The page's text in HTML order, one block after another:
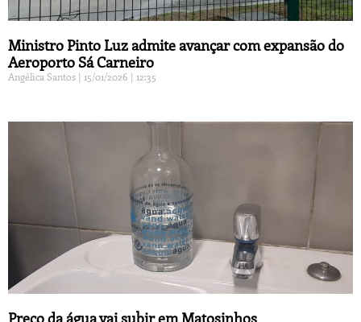
Ministro Pinto Luz admite avançar com expansão do
Aeroporto Sá Carneiro
Angélica Santos 15/01/2026 12:35
Preço da água vai subir em Matosinhos